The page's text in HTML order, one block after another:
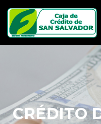
CRÉDITO